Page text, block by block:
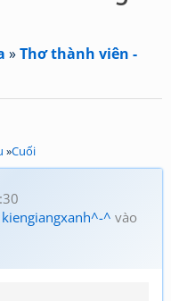
»Thơ thành viên -
»Cuối
kiengiangxanh^-^ vào